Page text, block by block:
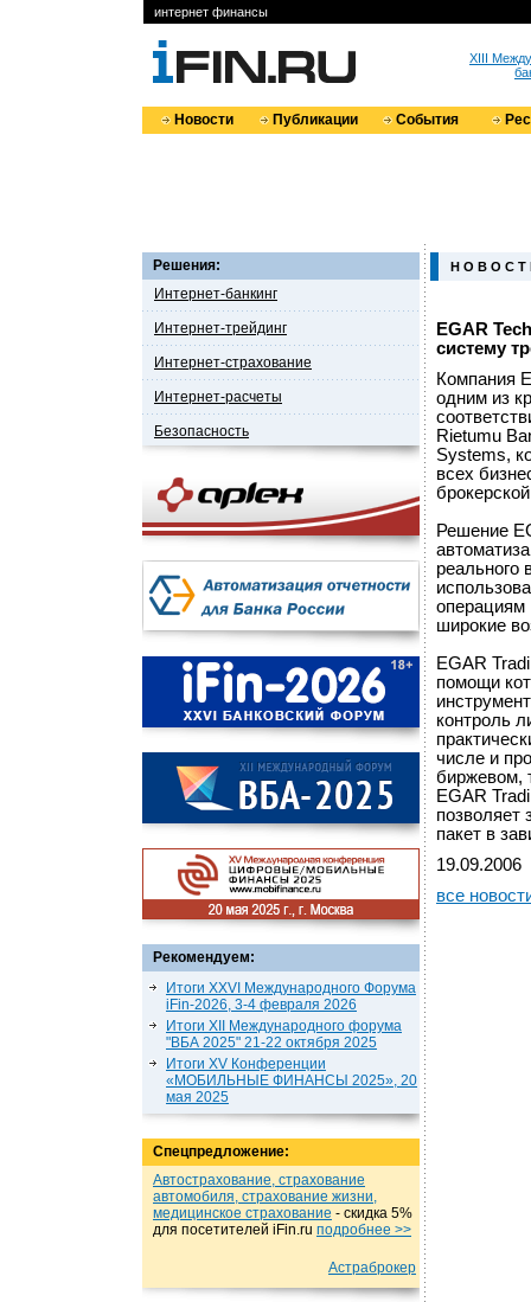
интернет финансы
XIII
Новости Публикации События
Решения:
Интернет-банкинг
Интернет-трейдинг
Интернет-страхование
Интернет-расчеты
Безопасность
Рекомендуем:
Итоги XXVI Международного Форума
iFin-2026, 3-4 февраля 2026
Итоги XII Международного форума
"ВБА 2025" 21-22 октября 2025
Итоги XV Конференции
«МОБИЛЬНЫЕ ФИНАНСЫ 2025», 20
мая 2025
Спецпредложение:
Автострахование, страхование
автомобиля, страхование жизни,
медицинское страхование - cкидка 5%
для посетителей iFin.ru подробнеe >>
Астраброкер
Н О В О С Т
EGAR
систему
Компания
одним из
Rietumu
Systems,
всех
Решение
реального
операциям
широкие
EGAR
помощи
контроль
числе и
биржевом,
EGAR
позволяет
пакет в
19.09.2006
все